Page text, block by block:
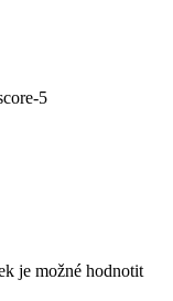
je možné hodnotit